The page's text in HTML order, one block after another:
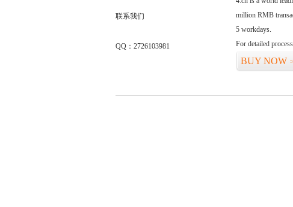
联系我们
QQ：2726103981
million RMB
5 workdays.
For detailed
BUY NOW